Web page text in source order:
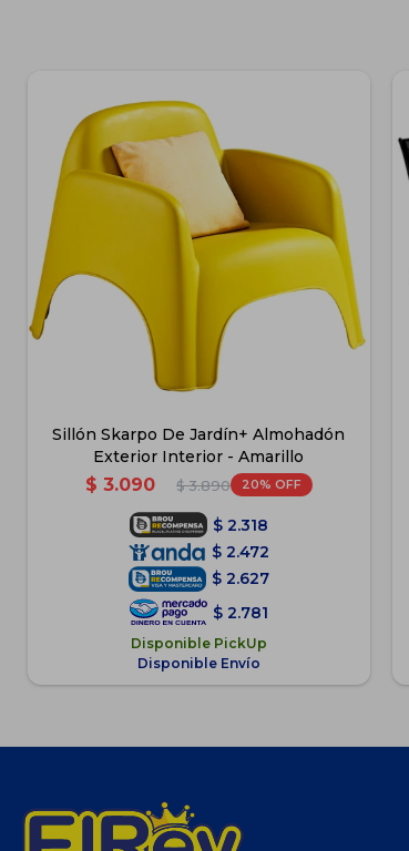
Sillón Skarpo De Jardín+ Almohadón
Exterior Interior - Amarillo
$ 3.090 $ 3.890 20
$ 2.318
$ 2.472
$ 2.627
$ 2.781
Disponible PickUp
Disponible Envío